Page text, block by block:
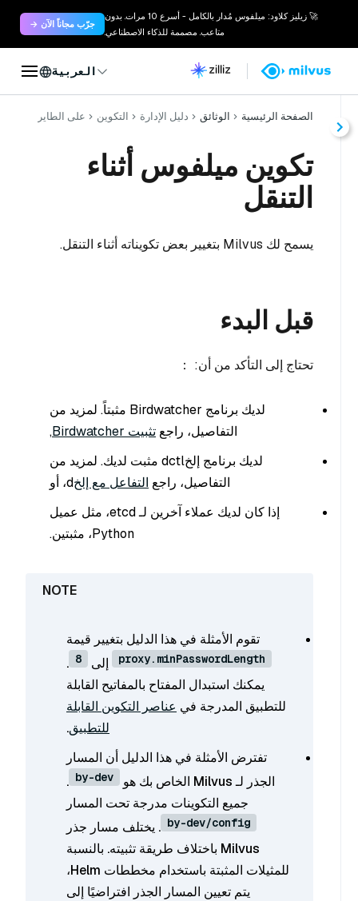
🚀 زيليز كلاود: ميلفوس مُدار بالكامل - أسرع 10 مرات. بدون
متاعب. مصممة للذكاء الاصطناعي.
جرّب مجاناً الآن →
العربية
الصفحة الرئيسية الوثائق دليل الإدارة التكوين على الطاير
تكوين ميلفوس أثناء
التنقل
يسمح لك Milvus بتغيير بعض تكويناته أثناء التنقل.
قبل البدء
تحتاج إلى التأكد من أن: ：
لديك برنامج Birdwatcher مثبتاً. لمزيد من
التفاصيل، راجع تثبيت Birdwatcher
,
لديك برنامج إلخdctl مثبت لديك. لمزيد من
التفاصيل، راجع التفاعل مع إلخd، أو
إذا كان لديك عملاء آخرين لـ etcd، مثل عميل
Python، مثبتين.
تقوم الأمثلة في هذا الدليل بتغيير قيمة
proxy.minPasswordLength إلى 8
.
يمكنك استبدال المفتاح بالمفاتيح القابلة
للتطبيق المدرجة في عناصر التكوين القابلة
للتطبيق.
تفترض الأمثلة في هذا الدليل أن المسار
الجذر لـ Milvus الخاص بك هو
by-dev
.
جميع التكوينات مدرجة تحت المسار
by-dev/config . يختلف مسار جذر
Milvus باختلاف طريقة تثبيته. بالنسبة
للمثيلات المثبتة باستخدام مخططات Helm،
يتم تعيين المسار الجذر افتراضيًا إلى